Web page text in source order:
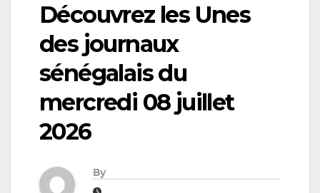
Découvrez les Unes
des journaux
sénégalais du
mercredi 08 juillet
2026
By